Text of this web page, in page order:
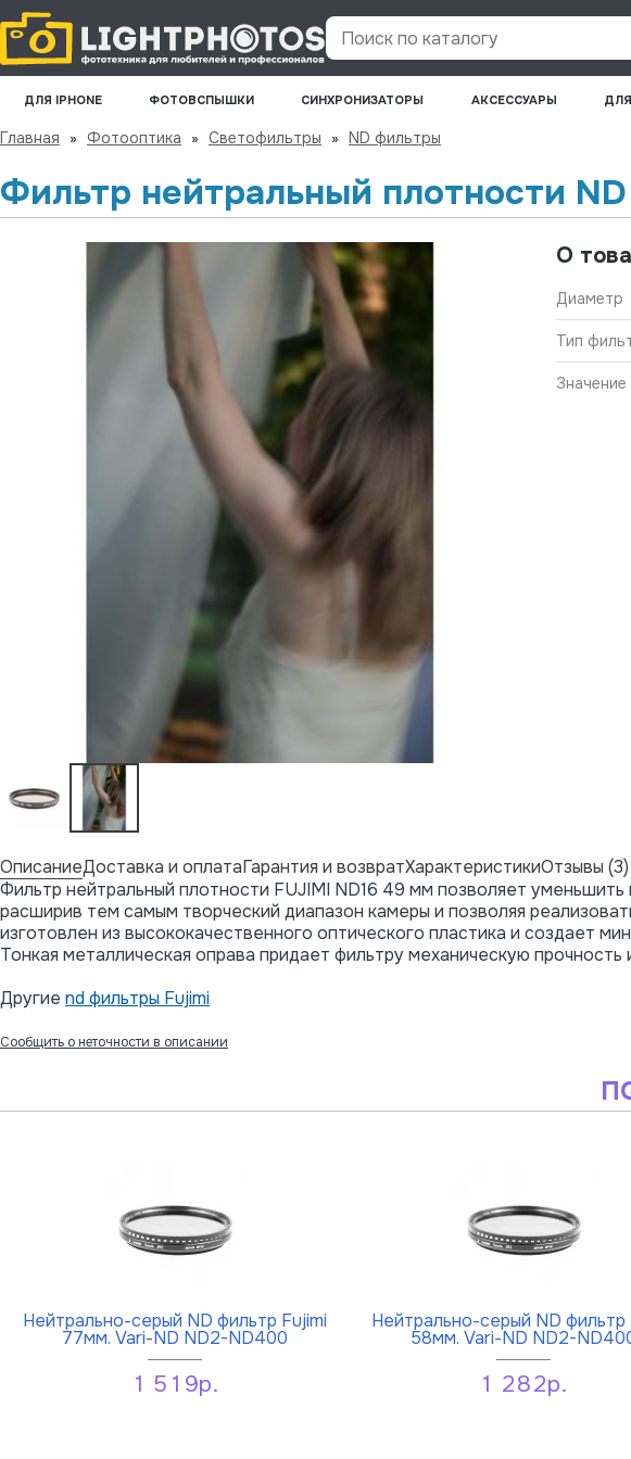
Поиск по каталогу
ДЛЯ IPHONE ФОТОВСПЫШКИ СИНХРОНИЗАТОРЫ АКСЕССУАРЫ
Главная » Фотооптика » Светофильтры » ND фильтры
Фильтр нейтральный плотности
О
Диаметр
Тип
Значение
ОписаниеДоставка и оплатаГарантия и возвратХарактеристикиОтзывы (3)
Фильтр нейтральный плотности FUJIMI ND16 49 мм позволяет
расширив тем самым творческий диапазон камеры и позволяя
изготовлен из высококачественного оптического пластика и создает
Тонкая металлическая оправа придает фильтру механическую
Другие nd фильтры Fujimi
Сообщить о неточности в описании
Нейтрально-серый ND фильтр Fujimi
77мм. Vari-ND ND2-ND400
1 519р.
Нейтрально-серый ND фильтр
58мм. Vari-ND ND2-
1 282р.